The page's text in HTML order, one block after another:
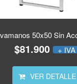
50x50 Sin
$81.900 + IVA
VER DETALLE